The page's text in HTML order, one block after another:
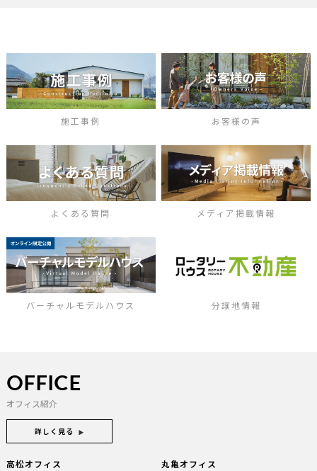
施工事例 お客様の声
よくある質問 メディア掲載情報
バーチャルモデルハウス 分譲地情報
OFFICE
オフィス紹介
詳しく見る
高松オフィス
丸亀オフィス